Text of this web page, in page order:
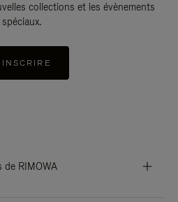
collections et les évènements
spéciaux.
de RIMOWA